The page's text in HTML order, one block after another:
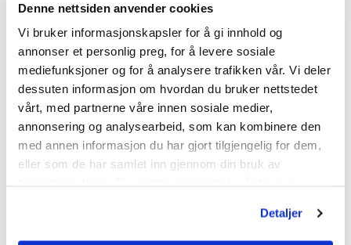
Denne nettsiden anvender cookies
Vi bruker informasjonskapsler for å gi innhold og
annonser et personlig preg, for å levere sosiale
mediefunksjoner og for å analysere trafikken vår. Vi deler
dessuten informasjon om hvordan du bruker nettstedet
vårt, med partnerne våre innen sosiale medier,
annonsering og analysearbeid, som kan kombinere den
med annen informasjon du har gjort tilgjengelig for dem,
eller som de har samlet inn gjennom din bruk av
Detaljer
plattform. Den største avtalekunden for øyeblikket er Nordre
Follo kommune. Men vi har også virksomheter som Sunnaas
sykehus, kulturetaten i Oslo, Ski storsenter, PNB og flere lokale
næringsdrivende i porteføljen, sier Hassanzadeh.
- Boligprosjektene dreier seg hovedsakelig om rekkehus og
eneboliger. Vi har gode relasjoner til et par av de store, lokale
entreprenørene, og har oppdrag helt fra andre siden av Oslo og
til Moss. Denne delen av virksomheter gir oss mange spennende
jobber - spesielle baderomsløsninger, high end tekniske rom og
og har jobbet med sånne prosjekter i mange år, sier han.